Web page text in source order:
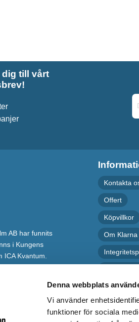
Denna webbplats
Vi använder
funktioner för sociala
dig till vårt
AB har funnits
i Kungens
ICA Kvantum.
Kontakta
Offert
Köpvillkor
Om Klarna